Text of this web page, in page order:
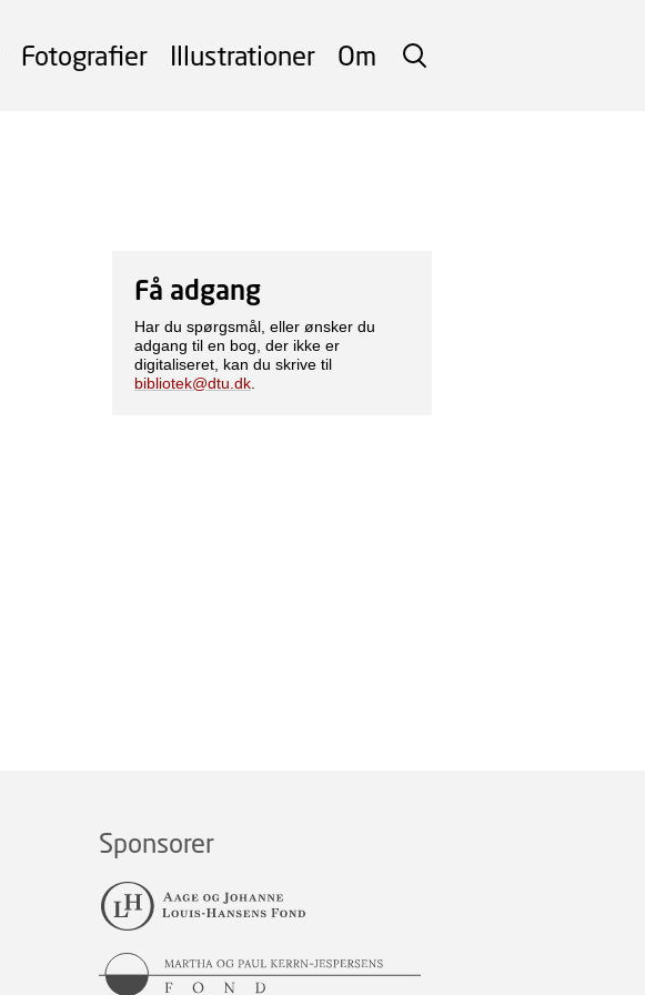
SØG
Fotografier Illustrationer Om
Få adgang
Har du spørgsmål, eller ønsker du
adgang til en bog, der ikke er
digitaliseret, kan du skrive til
bibliotek@dtu.dk
Sponsorer